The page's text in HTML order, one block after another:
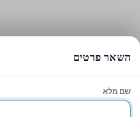
השאר פרטים
שם מלא